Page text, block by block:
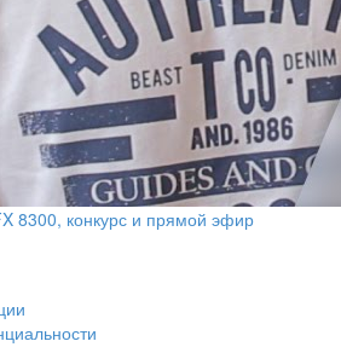
8300, конкурс и прямой эфир